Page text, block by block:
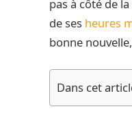
pas à côté de la
de ses heures
bonne
Dans cet